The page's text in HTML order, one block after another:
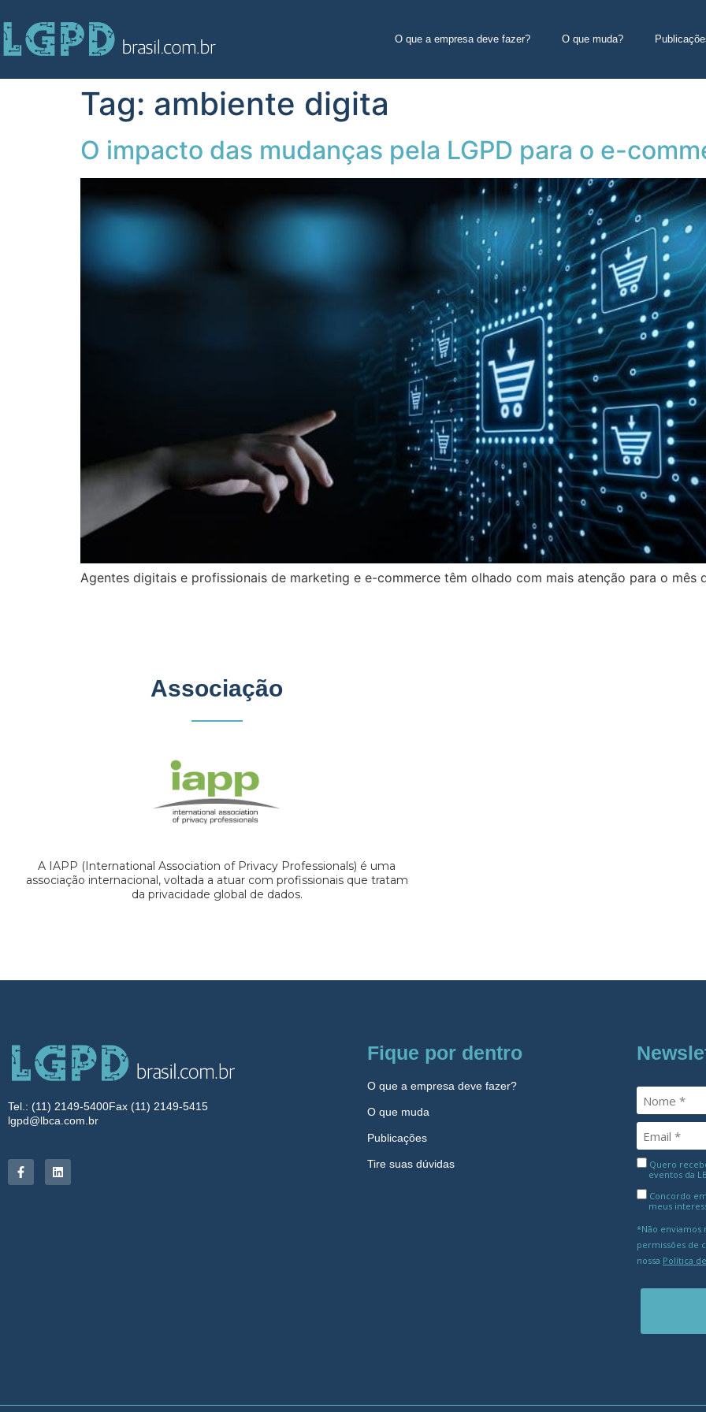
O que a empresa deve fazer? O que muda?
Tag: ambiente digita
O impacto das mudanças pela LGPD para o e-
Agentes digitais e profissionais de marketing e e-commerce têm olhado com mais atenção para o mês
Associação
A IAPP (International Association of Privacy Professionals) é uma
associação internacional, voltada a atuar com profissionais que tratam
da privacidade global de dados.
Tel.: (11) 2149-5400Fax (11) 2149-5415
lgpd@lbca.com.br
Fique por dentro
O que a empresa deve fazer?
O que muda
Publicações
Tire suas dúvidas
Quero
eventos da
Concordo
meus
*Não enviamos
permissões de
nossa Política